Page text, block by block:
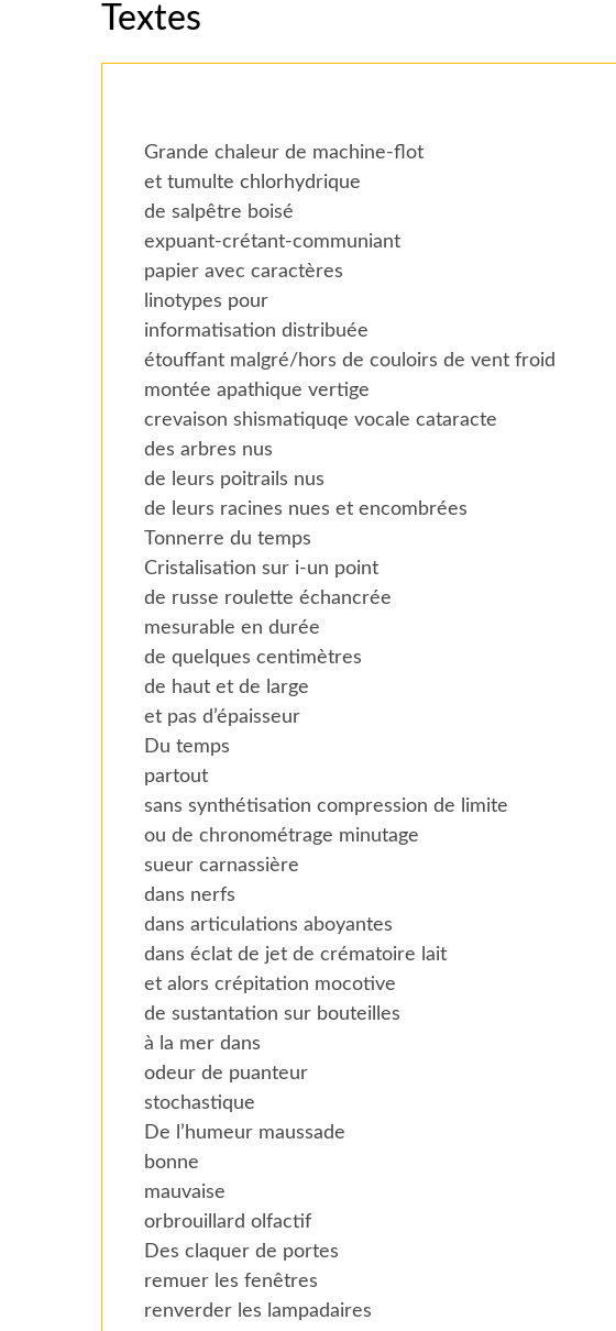
Textes
Grande chaleur de machine-flot
et tumulte chlorhydrique
de salpêtre boisé
expuant-crétant-communiant
papier avec caractères
linotypes pour
informatisation distribuée
étouffant malgré/hors de couloirs de vent froid
montée apathique vertige
crevaison shismatiquqe vocale cataracte
des arbres nus
de leurs poitrails nus
de leurs racines nues et encombrées
Tonnerre du temps
Cristalisation sur i-un point
de russe roulette échancrée
mesurable en durée
de quelques centimètres
de haut et de large
et pas d’épaisseur
Du temps
partout
sans synthétisation compression de limite
ou de chronométrage minutage
sueur carnassière
dans nerfs
dans articulations aboyantes
dans éclat de jet de crématoire lait
et alors crépitation mocotive
de sustantation sur bouteilles
à la mer dans
odeur de puanteur
stochastique
De l’humeur maussade
bonne
mauvaise
orbrouillard olfactif
Des claquer de portes
remuer les fenêtres
renverder les lampadaires